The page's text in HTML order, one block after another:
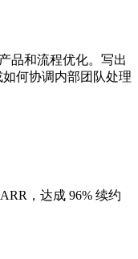
品和流程优化。写出
何协调内部团队处理
，达成 96% 续约